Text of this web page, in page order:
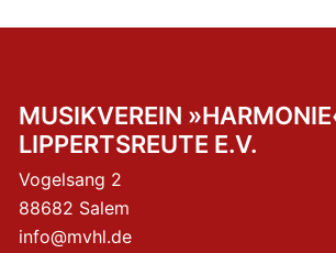
MUSIKVEREIN
LIPPERTSREUTE E.V.
Vogelsang 2
88682 Salem
info@mvhl.de